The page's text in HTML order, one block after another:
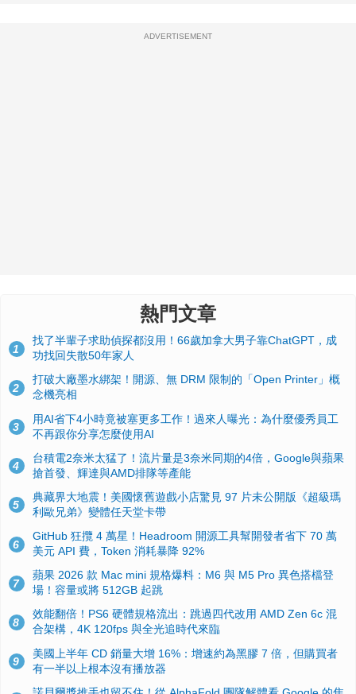
ADVERTISEMENT
熱門文章
1
找了半輩子求助偵探都沒用！66歲加拿大男子靠ChatGPT，成
功找回失散50年家人
2
打破大廠墨水綁架！開源、無 DRM 限制的「Open Printer」概
念機亮相
3
用AI省下4小時竟被塞更多工作！過來人曝光：為什麼優秀員工
不再跟你分享怎麼使用AI
4
台積電2奈米太猛了！流片量是3奈米同期的4倍，Google與蘋果
搶首發、輝達與AMD排隊等產能
5
典藏界大地震！美國懷舊遊戲小店驚見 97 片未公開版《超級瑪
利歐兄弟》變體任天堂卡帶
6
GitHub 狂攬 4 萬星！Headroom 開源工具幫開發者省下 70 萬
美元 API 費，Token 消耗暴降 92%
7
蘋果 2026 款 Mac mini 規格爆料：M6 與 M5 Pro 異色搭檔登
場！容量或將 512GB 起跳
8
效能翻倍！PS6 硬體規格流出：跳過四代改用 AMD Zen 6c 混
合架構，4K 120fps 與全光追時代來臨
9
美國上半年 CD 銷量大增 16%：增速約為黑膠 7 倍，但購買者
有一半以上根本沒有播放器